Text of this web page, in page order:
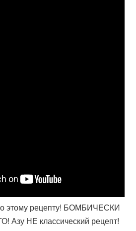
этому рецепту! БОМБИЧЕСКИ
Азу НЕ классический рецепт!